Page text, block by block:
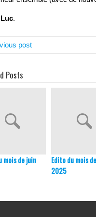
.
post
Posts
mois de juin
Edito du mois
2025